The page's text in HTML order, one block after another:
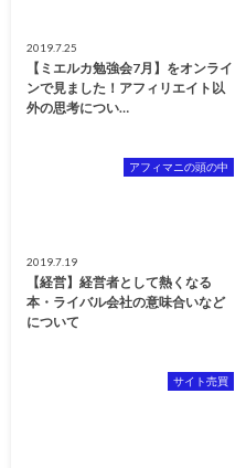
2019.7.25
【ミエルカ勉強会7月】をオンライ
ンで見ました！アフィリエイト以
外の思考につい…
アフィマニの頭の中
2019.7.19
【経営】経営者として熱くなる
本・ライバル会社の意味合いなど
について
サイト売買